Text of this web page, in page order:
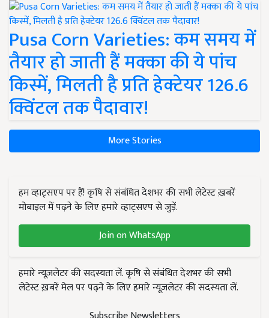
Pusa Corn Varieties: कम समय में
तैयार हो जाती हैं मक्का की ये पांच
किस्में, मिलती है प्रति हेक्टेयर 126.6
क्विंटल तक पैदावार!
More Stories
हम व्हाट्सएप पर हैं! कृषि से संबंधित देशभर की सभी लेटेस्ट ख़बरें
मोबाइल में पढ़ने के लिए हमारे व्हाट्सएप से जुड़ें.
Join on WhatsApp
हमारे न्यूज़लेटर की सदस्यता लें. कृषि से संबंधित देशभर की सभी
लेटेस्ट ख़बरें मेल पर पढ़ने के लिए हमारे न्यूज़लेटर की सदस्यता लें.